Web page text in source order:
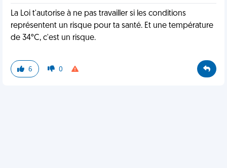
La Loi t'autorise à ne pas travailler si les conditions
représentent un risque pour ta santé. Et une température
de 34°C, c'est un risque.
6 0